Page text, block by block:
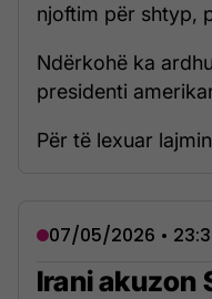
njoftim për shtyp,
Ndërkohë ka
presidenti
Për të lexuar
07/05/2026 •
Irani akuzon